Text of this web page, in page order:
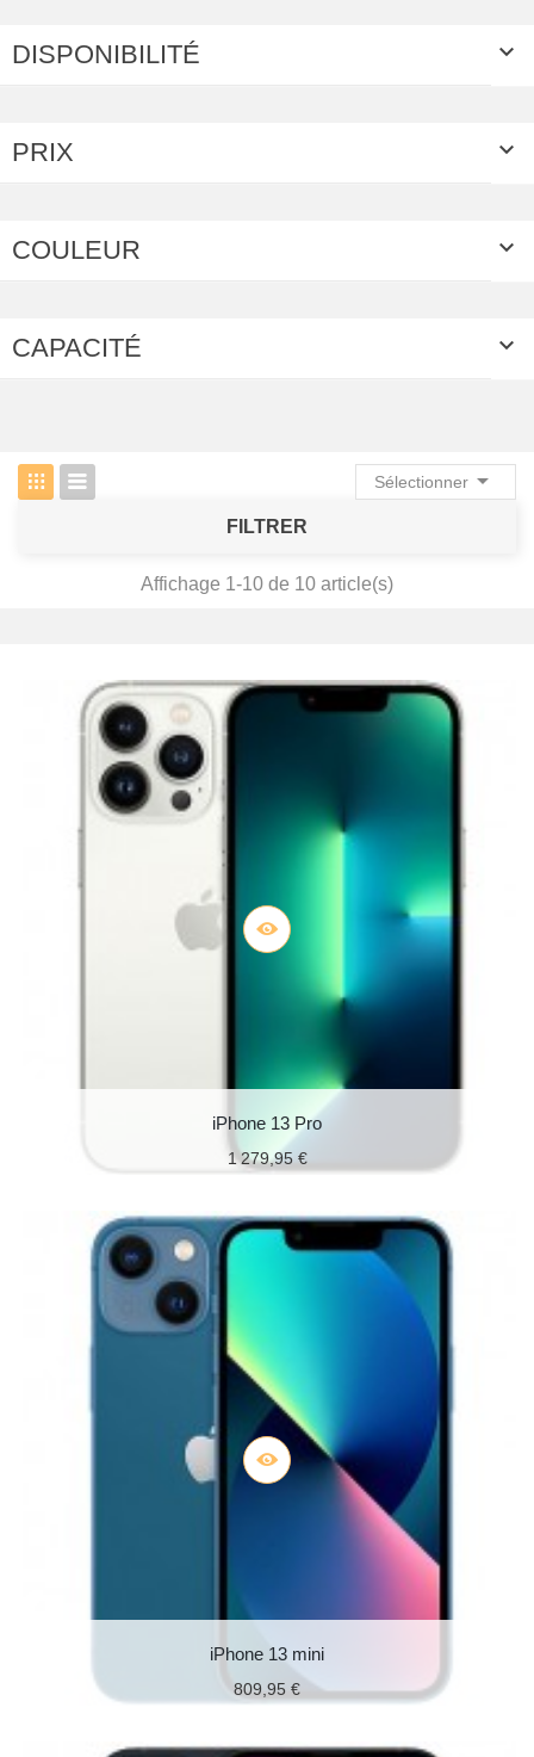
DISPONIBILITÉ 
PRIX 
COULEUR 
CAPACITÉ 
Sélectionner 
FILTRER
Affichage 1-10 de 10 article(s)
iPhone 13 Pro
1 279,95 €
iPhone 13 mini
809,95 €